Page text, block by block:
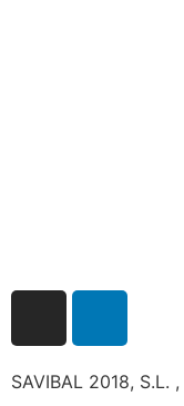
SAVIBAL 2018,